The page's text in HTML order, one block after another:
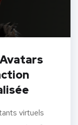
virtuels